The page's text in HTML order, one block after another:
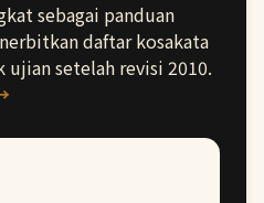
sebagai panduan
daftar kosakata
setelah revisi 2010.